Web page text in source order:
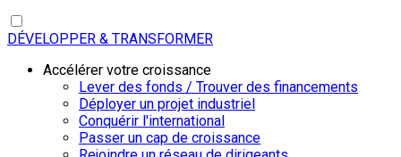
DÉVELOPPER & TRANSFORMER
Accélérer votre croissance
Lever des fonds / Trouver des financements
Déployer un projet industriel
Conquérir l'international
Passer un cap de croissance